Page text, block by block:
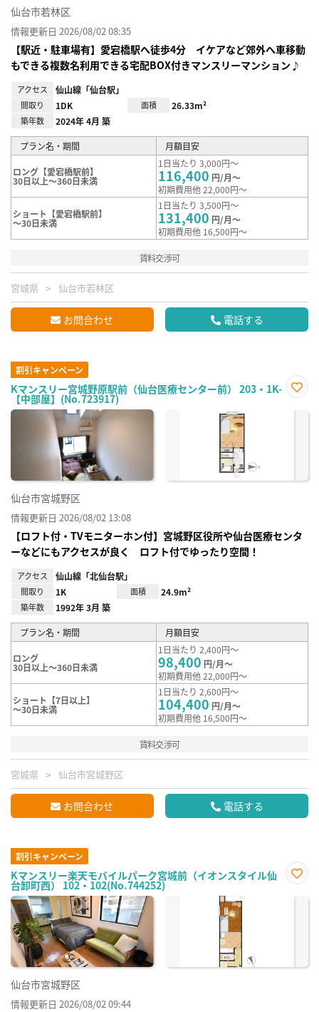
仙台市若林区
情報更新日 2026/08/02 08:35
【駅近・駐車場有】愛宕橋駅へ徒歩4分 イケアなど郊外へ車移動
もできる複数名利用できる宅配BOX付きマンスリーマンション♪
アクセス 仙山線「仙台駅」
間取り 1DK 面積 26.33m²
築年数 2024年 4月 築
プラン名・期間 月額目安
ロング【愛宕橋駅前】
30日以上～360日未満
1日当たり 3,000円～
116,400 円/月～
初期費用他 22,000円～
ショート【愛宕橋駅前】
～30日未満
1日当たり 3,500円～
131,400 円/月～
初期費用他 16,500円～
賃料交渉可
宮城県 仙台市若林区
お問合わせ 電話する
割引キャンペーン
Kマンスリー宮城野原駅前（仙台医療センター前） 203・1K-
【中部屋】(No.723917)
に入
仙台市宮城野区
情報更新日 2026/08/02 13:08
【ロフト付・TVモニターホン付】宮城野区役所や仙台医療センタ
ーなどにもアクセスが良く ロフト付でゆったり空間！
アクセス 仙山線「北仙台駅」
間取り 1K 面積 24.9m²
築年数 1992年 3月 築
プラン名・期間 月額目安
ロング
30日以上～360日未満
1日当たり 2,400円～
98,400 円/月～
初期費用他 22,000円～
ショート【7日以上】
～30日未満
1日当たり 2,600円～
104,400 円/月～
初期費用他 16,500円～
賃料交渉可
宮城県 仙台市宮城野区
お問合わせ 電話する
割引キャンペーン
Kマンスリー楽天モバイルパーク宮城前（イオンスタイル仙
台卸町西） 102・102(No.744252)
に入
仙台市宮城野区
情報更新日 2026/08/02 09:44